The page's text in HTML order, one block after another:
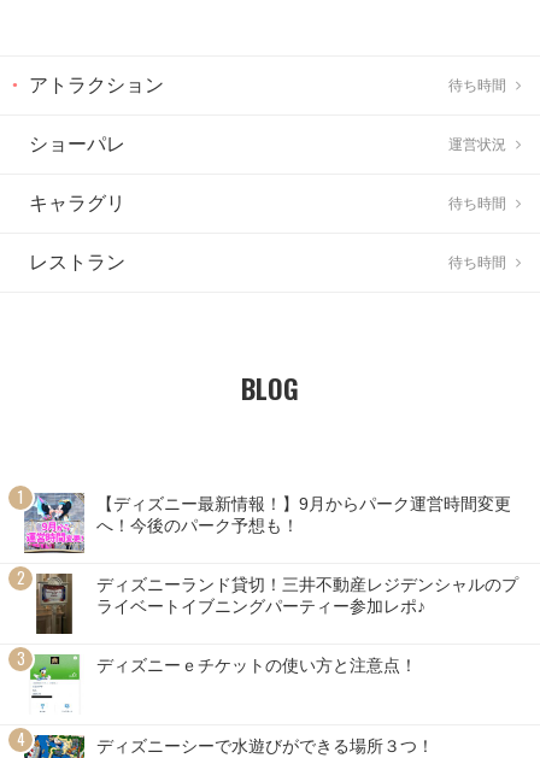
アトラクション 待ち時間
ショーパレ 運営状況
キャラグリ 待ち時間
レストラン 待ち時間
BLOG
【ディズニー最新情報！】9月からパーク運営時間変更
へ！今後のパーク予想も！
ディズニーランド貸切！三井不動産レジデンシャルのプ
ライベートイブニングパーティー参加レポ♪
ディズニーｅチケットの使い方と注意点！
ディズニーシーで水遊びができる場所３つ！